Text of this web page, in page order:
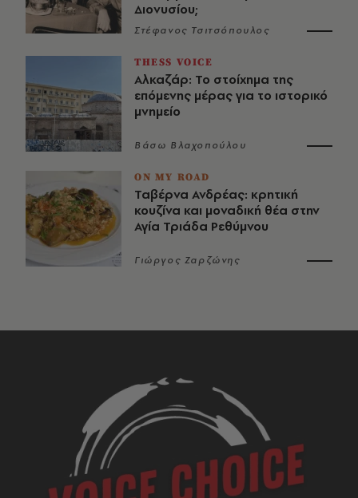
Διονυσίου;
Στέφανος Τσιτσόπουλος
THESS VOICE
Αλκαζάρ: Το στοίχημα της
επόμενης μέρας για το ιστορικό
μνημείο
Βάσω Βλαχοπούλου
ON MY ROAD
Ταβέρνα Ανδρέας: κρητική
κουζίνα και μοναδική θέα στην
Αγία Τριάδα Ρεθύμνου
Γιώργος Ζαρζώνης